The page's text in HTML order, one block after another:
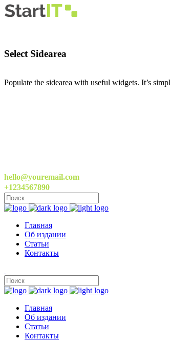
Select Sidearea
Populate the sidearea with useful widgets. It’s
hello@youremail.com
+1234567890
Главная
Об издании
Статьи
Контакты
Главная
Об издании
Статьи
Контакты